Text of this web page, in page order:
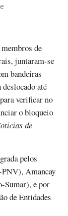
de
juntaram-se
bandeiras
até
verificar no
o bloqueio
de
pelos
Amancay
e por
de Entidades